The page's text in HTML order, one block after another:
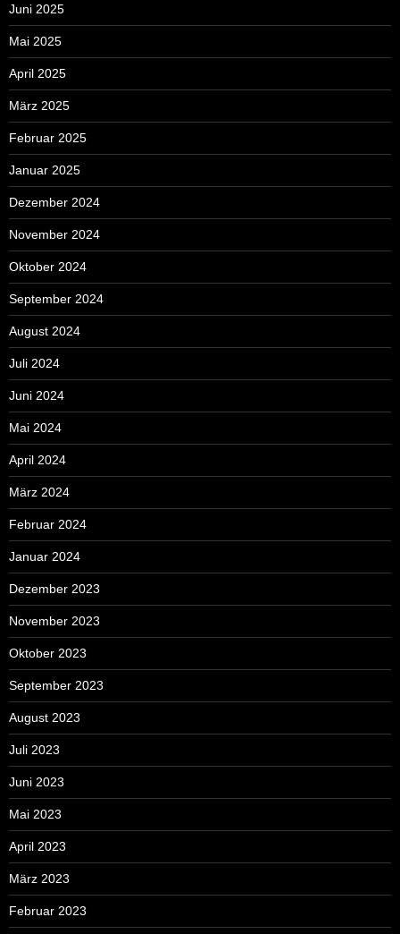
Juni 2025
Mai 2025
April 2025
März 2025
Februar 2025
Januar 2025
Dezember 2024
November 2024
Oktober 2024
September 2024
August 2024
Juli 2024
Juni 2024
Mai 2024
April 2024
März 2024
Februar 2024
Januar 2024
Dezember 2023
November 2023
Oktober 2023
September 2023
August 2023
Juli 2023
Juni 2023
Mai 2023
April 2023
März 2023
Februar 2023